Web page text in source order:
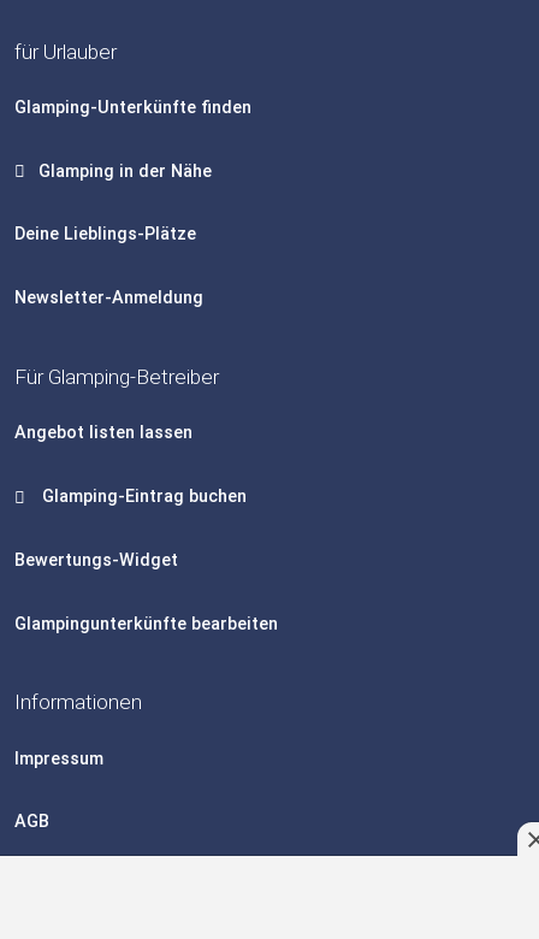
für Urlauber
Glamping-Unterkünfte finden
Glamping in der Nähe
Deine Lieblings-Plätze
Newsletter-Anmeldung
Für Glamping-Betreiber
Angebot listen lassen
Glamping-Eintrag buchen
Bewertungs-Widget
Glampingunterkünfte bearbeiten
Informationen
Impressum
AGB